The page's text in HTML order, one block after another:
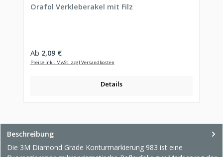
Orafol Verkleberakel mit Filz
Regulärer Preis:
Ab 2,09 €
Preise inkl. MwSt. zzgl Versandkosten
Details
Beschreibung
Die 3M Diamond Grade Konturmarkierung 983 ist eine